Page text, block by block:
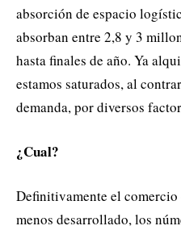
absorción de espacio
absorban entre 2,8 y 3
hasta finales de año. Ya
estamos saturados, al
demanda, por diversos
¿Cual?
Definitivamente el
menos desarrollado, los